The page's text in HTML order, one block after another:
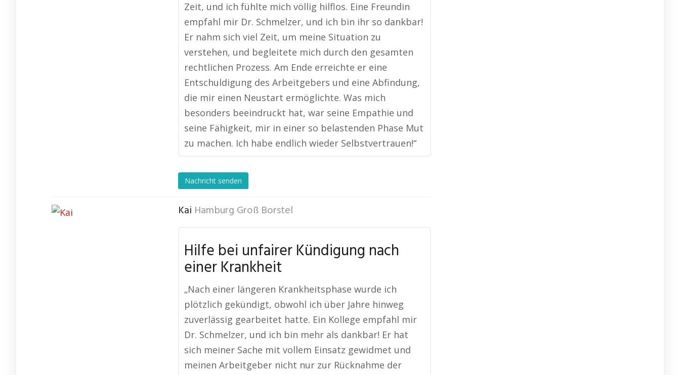
Zeit, und ich fühlte mich völlig hilflos. Eine Freundin
empfahl mir Dr. Schmelzer, und ich bin ihr so dankbar!
Er nahm sich viel Zeit, um meine Situation zu
verstehen, und begleitete mich durch den gesamten
rechtlichen Prozess. Am Ende erreichte er eine
Entschuldigung des Arbeitgebers und eine Abfindung,
die mir einen Neustart ermöglichte. Was mich
besonders beeindruckt hat, war seine Empathie und
seine Fähigkeit, mir in einer so belastenden Phase Mut
zu machen. Ich habe endlich wieder Selbstvertrauen!“
Nachricht senden
Kai Hamburg Groß Borstel
Hilfe bei unfairer Kündigung nach
einer Krankheit
„Nach einer längeren Krankheitsphase wurde ich
plötzlich gekündigt, obwohl ich über Jahre hinweg
zuverlässig gearbeitet hatte. Ein Kollege empfahl mir
Dr. Schmelzer, und ich bin mehr als dankbar! Er hat
sich meiner Sache mit vollem Einsatz gewidmet und
meinen Arbeitgeber nicht nur zur Rücknahme der